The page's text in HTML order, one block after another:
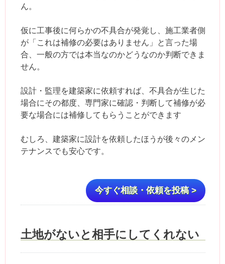
ん。
仮に工事後に何らかの不具合が発覚し、施工業者側
が「これは補修の必要はありません」と言った場
合、一般の方では本当なのかどうなのか判断できま
せん。
設計・監理を建築家に依頼すれば、不具合が生じた
場合にその都度、専門家に確認・判断して補修が必
要な場合には補修してもらうことができます
むしろ、建築家に設計を依頼したほうが後々のメン
テナンスでも安心です。
今すぐ相談・依頼を投稿 >
土地がないと相手にしてくれない